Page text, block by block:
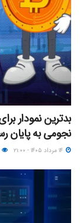
بدترین نمودار
نجومی به پایان